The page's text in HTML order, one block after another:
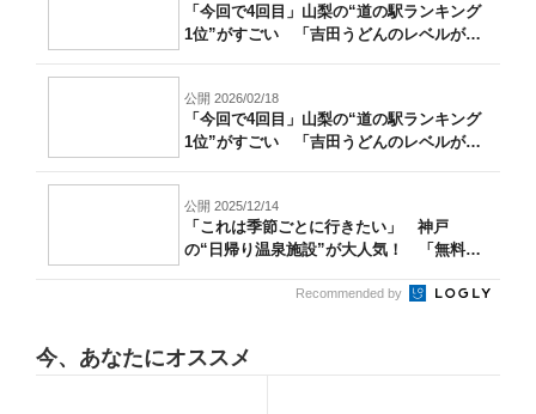
「今回で4回目」山梨の“道の駅ランキング
1位”がすごい 「吉田うどんのレベルが
公開 2026/02/18
「今回で4回目」山梨の“道の駅ランキング
1位”がすごい 「吉田うどんのレベルが
公開 2025/12/14
「これは季節ごとに行きたい」 神戸
の“日帰り温泉施設”が大人気！ 「無料送
Recommended by
今、あなたにオススメ